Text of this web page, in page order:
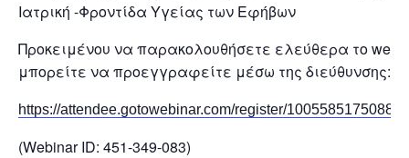
Ιατρική -Φροντίδα Υγείας των Εφήβων
Προκειμένου να παρακολουθήσετε ελεύθερα το
μπορείτε να προεγγραφείτε μέσω της διεύθυνσης:
https://attendee.gotowebinar.com/register/
(Webinar ID: 451-349-083)